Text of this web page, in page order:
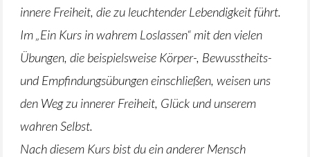
innere Freiheit, die zu leuchtender Lebendigkeit führt.
Im „Ein Kurs in wahrem Loslassen“ mit den vielen
Übungen, die beispielsweise Körper-, Bewusstheits-
und Empfindungsübungen einschließen, weisen uns
den Weg zu innerer Freiheit, Glück und unserem
wahren Selbst.
Nach diesem Kurs bist du ein anderer Mensch